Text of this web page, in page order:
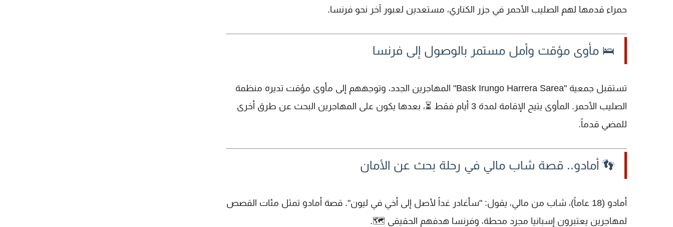
حمراء قدمها لهم الصليب الأحمر في جزر الكناري، مستعدين لعبور آخر نحو فرنسا.
🛌 مأوى مؤقت وأمل مستمر بالوصول إلى فرنسا
تستقبل جمعية "Bask Irungo Harrera Sarea" المهاجرين الجدد، وتوجههم إلى مأوى مؤقت تديره
منظمة
الصليب الأحمر
. المأوى يتيح الإقامة لمدة 3 أيام فقط ⏳، بعدها يكون على المهاجرين البحث عن طرق أخرى
للمضي قدماً.
👣 أمادو.. قصة شاب مالي في رحلة بحث عن الأمان
أمادو (18 عاماً)، شاب من مالي، يقول: "سأغادر غداً لأصل إلى أخي في ليون". قصة أمادو تمثل مئات القصص
لمهاجرين يعتبرون إسبانيا مجرد محطة، وفرنسا هدفهم الحقيقي 🗺️.